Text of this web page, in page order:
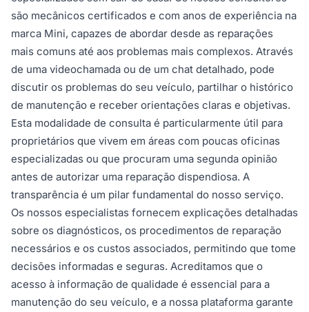
são mecânicos certificados e com anos de experiência na
marca Mini, capazes de abordar desde as reparações
mais comuns até aos problemas mais complexos. Através
de uma videochamada ou de um chat detalhado, pode
discutir os problemas do seu veículo, partilhar o histórico
de manutenção e receber orientações claras e objetivas.
Esta modalidade de consulta é particularmente útil para
proprietários que vivem em áreas com poucas oficinas
especializadas ou que procuram uma segunda opinião
antes de autorizar uma reparação dispendiosa. A
transparência é um pilar fundamental do nosso serviço.
Os nossos especialistas fornecem explicações detalhadas
sobre os diagnósticos, os procedimentos de reparação
necessários e os custos associados, permitindo que tome
decisões informadas e seguras. Acreditamos que o
acesso à informação de qualidade é essencial para a
manutenção do seu veículo, e a nossa plataforma garante